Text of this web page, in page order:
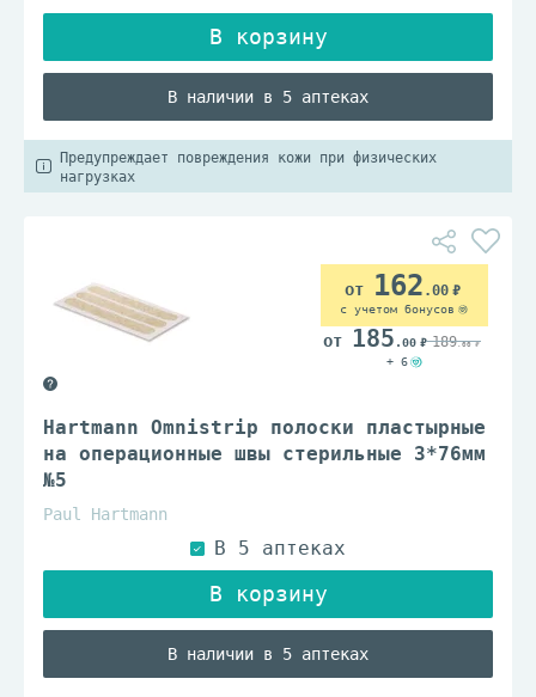
В наличии в 5 аптеках
Предупреждает повреждения кожи при физических
нагрузках
Hartmann Omnistrip полоски пластырные
на операционные швы стерильные 3*76мм
№5
Paul Hartmann
В наличии в 5 аптеках
162 .00
с учетом бонусов
185 .00 189.00
+ 6